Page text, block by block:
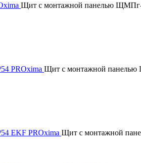
Щит с монтажной панелью ЩМПг-
PROxima Щит с монтажной
EKF PROxima Щит с монтажной